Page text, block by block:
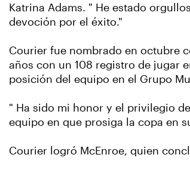
Katrina Adams. " He estado
devoción por el éxito."
Courier fue nombrado en octubre
años con un 108 registro de jugar
posición del equipo en el Grupo
" Ha sido mi honor y el privilegio
equipo en que prosiga la copa en
Courier logró McEnroe, quien